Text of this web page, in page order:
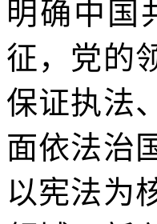
明确中国
征，党的
保证执法
面依法治
以宪法为